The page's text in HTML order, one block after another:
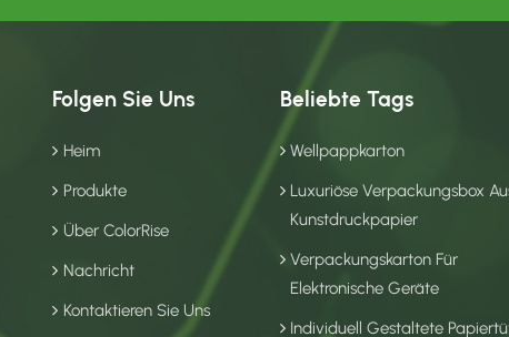
Folgen Sie Uns
Heim
Produkte
Über ColorRise
Nachricht
Kontaktieren Sie Uns
Beliebte Tags
Wellpappkarton
Luxuriöse Verpackungsbox
Kunstdruckpapier
Verpackungskarton Für
Elektronische Geräte
Individuell Gestaltete